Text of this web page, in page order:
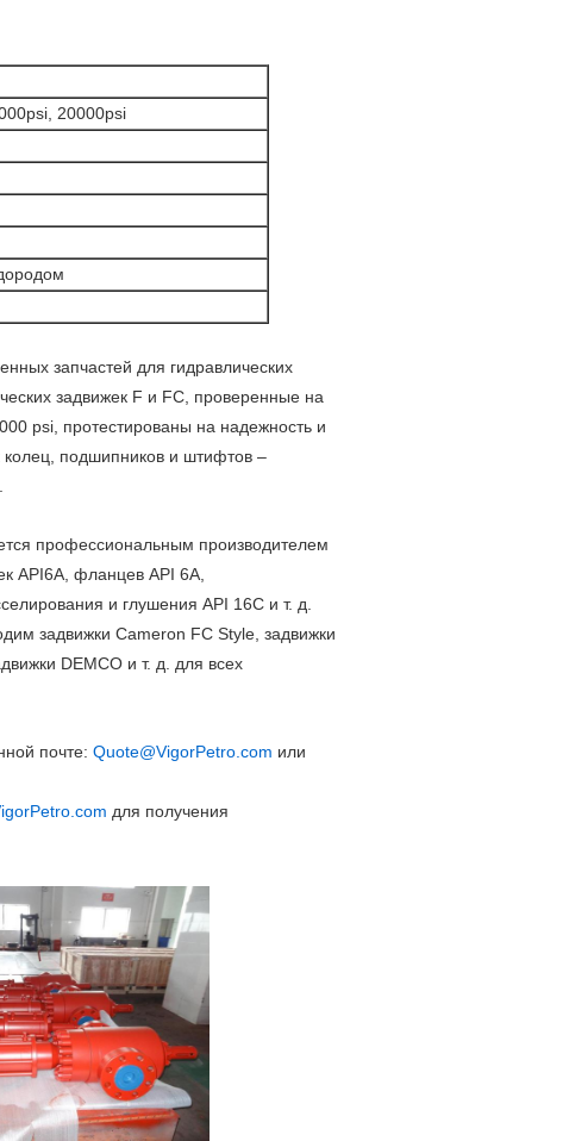
20000psi
запчастей для гидравлических
задвижек F и FC, проверенные на
psi, протестированы на надежность и
колец, подшипников и штифтов –
профессиональным производителем
API6A, фланцев API 6A,
и глушения API 16C и т. д.
задвижки Cameron FC Style, задвижки
DEMCO и т. д. для всех
почте: Quote@VigorPetro.com или
для получения